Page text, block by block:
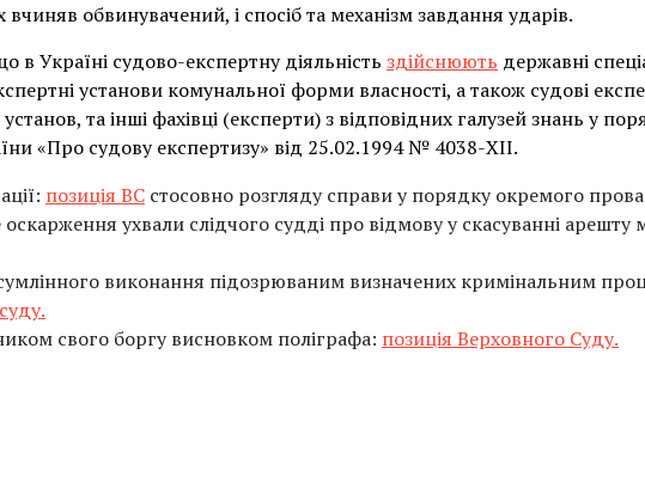
вчиняв обвинувачений, і спосіб та механізм завдання ударів.
в Україні судово-експертну діяльність здійснюють державні
установи комунальної форми власності, а також судові
та інші фахівці (експерти) з відповідних галузей знань у
«Про судову експертизу» від 25.02.1994 № 4038-XII.
позиція ВС стосовно розгляду справи у порядку окремого
ухвали слідчого судді про відмову у скасуванні арешту
виконання підозрюваним визначених кримінальним
свого боргу висновком поліграфа: позиція Верховного Суду.